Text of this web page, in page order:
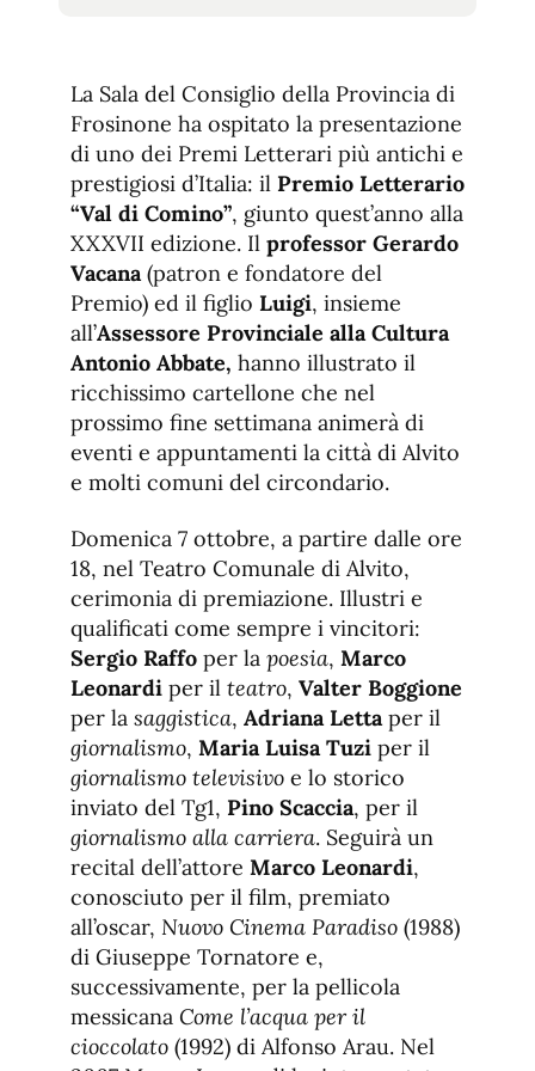
fuente
de
fuente.
La Sala del Consiglio della Provincia di
Frosinone ha ospitato la presentazione
di uno dei Premi Letterari più antichi e
prestigiosi d’Italia: il Premio Letterario
“Val di Comino”, giunto quest’anno alla
XXXVII edizione. Il professor Gerardo
Vacana(patron e fondatore del
Premio) ed il figlio Luigi, insieme
all’Assessore Provinciale alla Cultura
Antonio Abbate, hanno illustrato il
ricchissimo cartellone che nel
prossimo fine settimana animerà di
eventi e appuntamenti la città di Alvito
e molti comuni del circondario.
Domenica 7 ottobre, a partire dalle ore
18, nel Teatro Comunale di Alvito,
cerimonia di premiazione. Illustri e
qualificati come sempre i vincitori:
Sergio Raffo per la poesia, Marco
Leonardi per il teatro, Valter Boggione
per la saggistica, Adriana Lettaper il
giornalismo, Maria Luisa Tuzi per il
giornalismo televisivo e lo storico
inviato del Tg1, Pino Scaccia, per il
giornalismo alla carriera. Seguirà un
recital dell’attore Marco Leonardi,
conosciuto per il film, premiato
all’oscar, Nuovo Cinema Paradiso (1988)
di Giuseppe Tornatore e,
successivamente, per la pellicola
messicana Come l’acqua per il
cioccolato (1992) di Alfonso Arau. Nel